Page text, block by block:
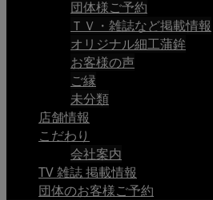
団体様ご予約
ＴＶ・雑誌など掲載情報
オリジナル細工蒲鉾
お客様の声
ご縁
未分類
店舗情報
こだわり
会社案内
TV 雑誌 掲載情報
団体のお客様ご予約